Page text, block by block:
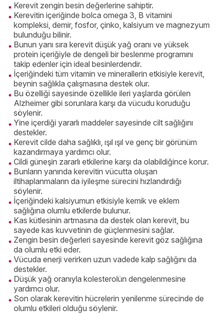
Kerevit zengin besin değerlerine sahiptir.
Kerevitin içeriğinde bolca omega 3, B vitamini
kompleksi, demir, fosfor, çinko, kalsiyum ve magnezyum
bulunduğu bilinir.
Bunun yanı sıra kerevit düşük yağ oranı ve yüksek
protein içeriğiyle de dengeli bir beslenme programını
takip edenler için ideal besinlerdendir.
İçeriğindeki tüm vitamin ve minerallerin etkisiyle kerevit,
beynin sağlıkla çalışmasına destek olur.
Bu özelliği sayesinde özellikle ileri yaşlarda görülen
Alzheimer gibi sorunlara karşı da vücudu koruduğu
söylenir.
Yine içerdiği yararlı maddeler sayesinde cilt sağlığını
destekler.
Kerevit cilde daha sağlıklı, ışıl ışıl ve genç bir görünüm
kazandırmaya yardımcı olur.
Cildi güneşin zararlı etkilerine karşı da olabildiğince korur.
Bunların yanında kerevitin vücutta oluşan
iltihaplanmaların da iyileşme sürecini hızlandırdığı
söylenir.
İçeriğindeki kalsiyumun etkisiyle kemik ve eklem
sağlığına olumlu etkilerde bulunur.
Kas kütlesinin artmasına da destek olan kerevit, bu
sayede kas kuvvetinin de güçlenmesini sağlar.
Zengin besin değerleri sayesinde kerevit göz sağlığına
da olumlu etki eder.
Vücuda enerji verirken uzun vadede kalp sağlığını da
destekler.
Düşük yağ oranıyla kolesterolün dengelenmesine
yardımcı olur.
Son olarak kerevitin hücrelerin yenilenme sürecinde de
olumlu etkileri olduğu söylenir.